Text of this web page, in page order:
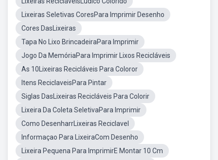
Lixeiras Seletivas CoresPara Imprimir Desenho
Cores DasLixeiras
Tapa No Lixo BrincadeiraPara Imprimir
Jogo Da MemóriaPara Imprimir Lixos Recicláveis
As 10Lixeiras Recicláveis Para Coloror
Itens ReciclaveisPara Pintar
Siglas DasLixeiras Recicláveis Para Colorir
Lixeira Da Coleta SeletivaPara Imprimir
Como DesenharrLixeiras Reciclavel
Informaçao Para LixeiraCom Desenho
Lixeira Pequena Para ImprimirE Montar 10 Cm